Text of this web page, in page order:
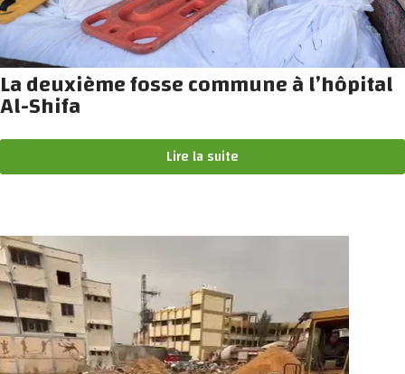
La deuxième fosse commune à l’hôpital
Al-Shifa
Lire la suite